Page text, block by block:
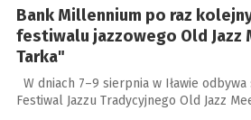
Bank Millennium po raz
festiwalu jazzowego Old Jazz
Tarka"
W dniach 7–9 sierpnia w Iławie
Festiwal Jazzu Tradycyjnego Old Jazz